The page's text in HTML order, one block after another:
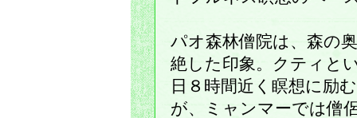
パオ森林僧院は、森の
絶した印象。クティと
日８時間近く瞑想に励
が、ミャンマーでは僧